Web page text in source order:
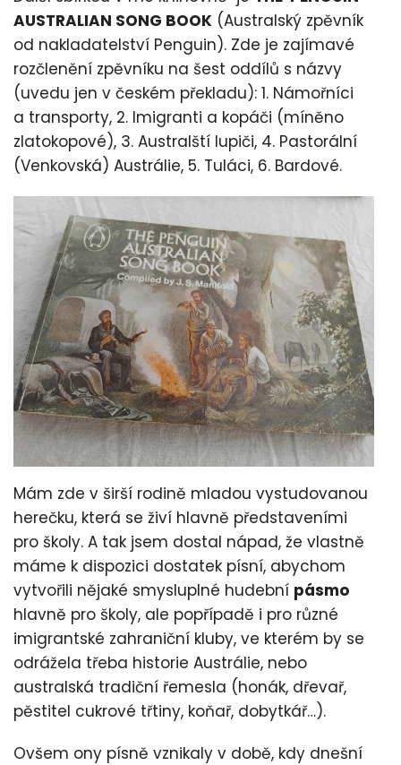
AUSTRALIAN SONG BOOK (Australský zpěvník
od nakladatelství Penguin). Zde je zajímavé
rozčlenění zpěvníku na šest oddílů s názvy
(uvedu jen v českém překladu): 1. Námořníci
a transporty, 2. Imigranti a kopáči (míněno
zlatokopové), 3. Australští lupiči, 4. Pastorální
(Venkovská) Austrálie, 5. Tuláci, 6. Bardové.
Mám zde v širší rodině mladou vystudovanou
herečku, která se živí hlavně představeními
pro školy. A tak jsem dostal nápad, že vlastně
máme k dispozici dostatek písní, abychom
vytvořili nějaké smysluplné hudební pásmo
hlavně pro školy, ale popřípadě i pro různé
imigrantské zahraniční kluby, ve kterém by se
odrážela třeba historie Austrálie, nebo
australská tradiční řemesla (honák, dřevař,
pěstitel cukrové třtiny, koňař, dobytkář…).
Ovšem ony písně vznikaly v době, kdy dnešní